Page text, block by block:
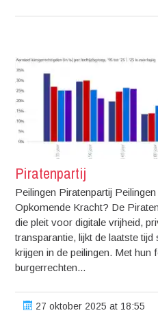
Piratenpartij
Peilingen Piratenpartij
Opkomende Kracht? De
die pleit voor digitale vrijheid,
transparantie, lijkt de laatste
krijgen in de peilingen. Met hun
burgerrechten...
27 oktober 2025 at 18:55